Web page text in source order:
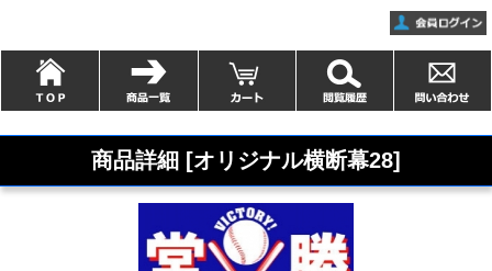
商品詳細 [オリジナル横断幕28]